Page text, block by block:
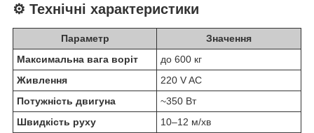
⚙ Технічні характеристики
Параметр
Значення
Максимальна вага воріт
до 600 кг
Живлення
220 V AC
Потужність двигуна
~350 Вт
Швидкість руху
10–12 м/хв